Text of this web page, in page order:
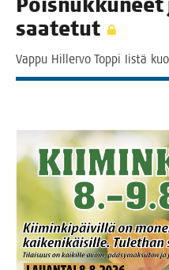
saatetut
Vap­pu Hil­ler­vo Top­pi Iis­tä